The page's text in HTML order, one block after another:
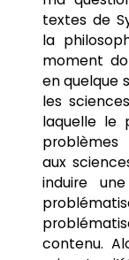
textes de
la
moment
en quelque
les
laquelle le
aux
induire
contenu.